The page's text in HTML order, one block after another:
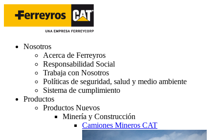
Nosotros
Acerca de Ferreyros
Responsabilidad Social
Trabaja con Nosotros
Políticas de seguridad, salud y medio ambiente
Sistema de cumplimiento
Productos
Productos Nuevos
Minería y Construcción
Camiones Mineros CAT